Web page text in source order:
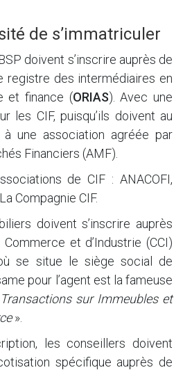
de s’immatriculer
doivent s’inscrire auprès de
registre des intermédiaires en
et finance (ORIAS). Avec une
les CIF, puisqu’ils doivent au
à une association agréée par
Financiers (AMF).
de CIF : ANACOFI,
Compagnie CIF.
doivent s’inscrire auprès
et d’Industrie (CCI)
se situe le siège social de
pour l’agent est la fameuse
Transactions sur Immeubles et
».
les conseillers doivent
spécifique auprès de